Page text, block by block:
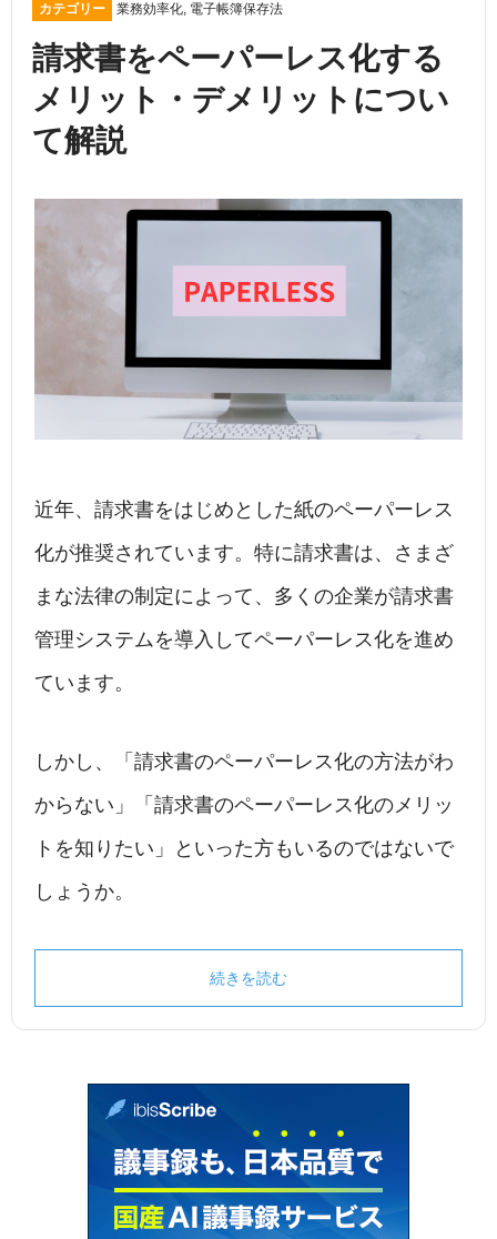
カテゴリー
業務効率化, 電子帳簿保存法
請求書をペーパーレス化する
メリット・デメリットについ
て解説
近年、請求書をはじめとした紙のペーパーレス
化が推奨されています。特に請求書は、さまざ
まな法律の制定によって、多くの企業が請求書
管理システムを導入してペーパーレス化を進め
ています。
しかし、「請求書のペーパーレス化の方法がわ
からない」「請求書のペーパーレス化のメリッ
トを知りたい」といった方もいるのではないで
しょうか。
続きを読む